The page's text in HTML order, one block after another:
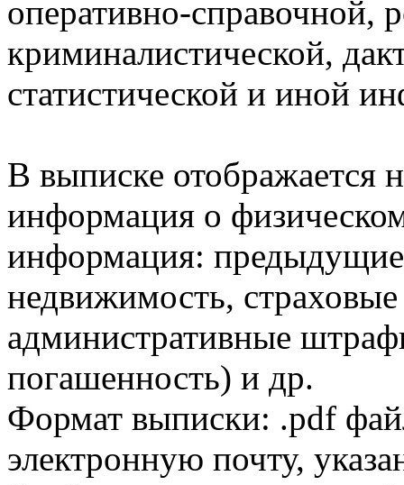
оперативно-справочной,
криминалистической,
статистической и иной
В выписке отображается
информация о
информация:
недвижимость,
административные
погашенность) и др.
Формат выписки: .pdf
электронную почту,